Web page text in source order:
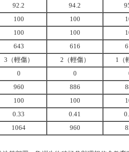
92.2 94.2
100 100
100 100
643 616
3（輕傷） 2（輕傷）
1（
0 0
960 886
100 100
0.33 0.41
1064 960